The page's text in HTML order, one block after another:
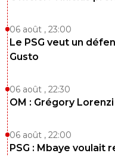
06 août , 23:00
Le PSG veut un
Gusto
06 août , 22:30
OM : Grégory
06 août , 22:00
PSG : Mbaye voulait